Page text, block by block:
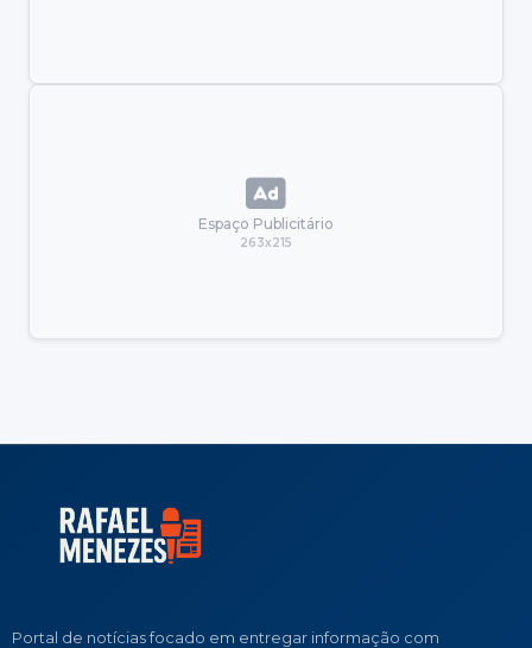
Espaço Publicitário
263x215
Portal de notícias focado em entregar informação com